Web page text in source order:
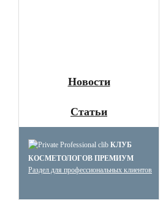
Новости
Статьи
КЛУБ
КОСМЕТОЛОГОВ ПРЕМИУМ
Раздел для профессиональных клиентов